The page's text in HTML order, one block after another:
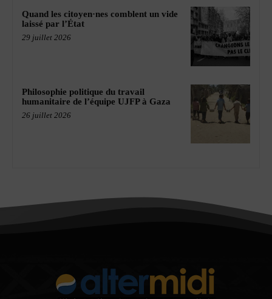
Quand les citoyen·nes comblent un vide
laissé par l’État
29 juillet 2026
Philosophie politique du travail
humanitaire de l’équipe UJFP à Gaza
26 juillet 2026